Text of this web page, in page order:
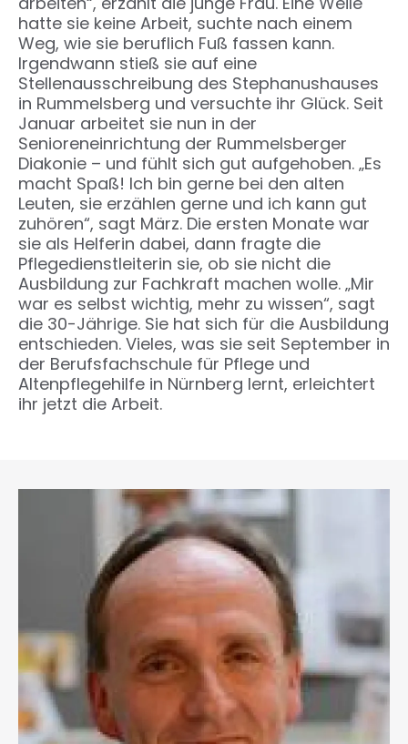
hatte sie keine Arbeit, suchte nach einem
Weg, wie sie beruflich Fuß fassen kann.
Irgendwann stieß sie auf eine
Stellenausschreibung des Stephanushauses
in Rummelsberg und versuchte ihr Glück. Seit
Januar arbeitet sie nun in der
Senioreneinrichtung der Rummelsberger
Diakonie – und fühlt sich gut aufgehoben. „Es
macht Spaß! Ich bin gerne bei den alten
Leuten, sie erzählen gerne und ich kann gut
zuhören“, sagt März. Die ersten Monate war
sie als Helferin dabei, dann fragte die
Pflegedienstleiterin sie, ob sie nicht die
Ausbildung zur Fachkraft machen wolle. „Mir
war es selbst wichtig, mehr zu wissen“, sagt
die 30-Jährige. Sie hat sich für die Ausbildung
entschieden. Vieles, was sie seit September in
der Berufsfachschule für Pflege und
Altenpflegehilfe in Nürnberg lernt, erleichtert
ihr jetzt die Arbeit.